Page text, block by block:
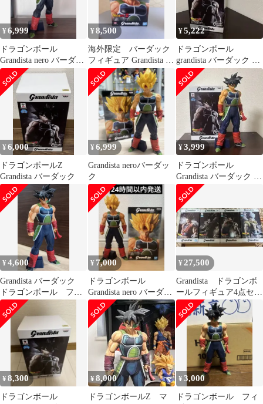
¥6,999
ドラゴンボール
Grandista nero バーダッ
ク フィギュア
¥8,500
海外限定 バーダック
フィギュア Grandista ド
ラゴンボール
¥5,222
ドラゴンボール
grandista バーダック フ
ィギュア
¥6,000
ドラゴンボールZ
Grandista バーダック
¥6,999
Grandista neroバーダッ
ク
¥3,999
ドラゴンボール
Grandista バーダック フ
ィギュア
¥4,600
Grandista バーダック
ドラゴンボール フィ
ギュア
¥ 7,000
ドラゴンボール
Grandista nero バーダッ
ク フィギュア
¥ 27,500
Grandista ドラゴンボ
ールフィギュア4点セッ
ト
¥8,300
ドラゴンボール
¥8,000
ドラゴンボールZ マ
¥3,000
ドラゴンボール フィ